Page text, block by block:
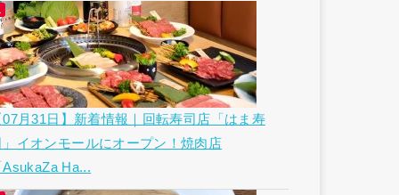
07月31日】新着情報｜回転寿司店「はま寿
」イオンモールにオープン！焼肉店
AsukaZa Ha...